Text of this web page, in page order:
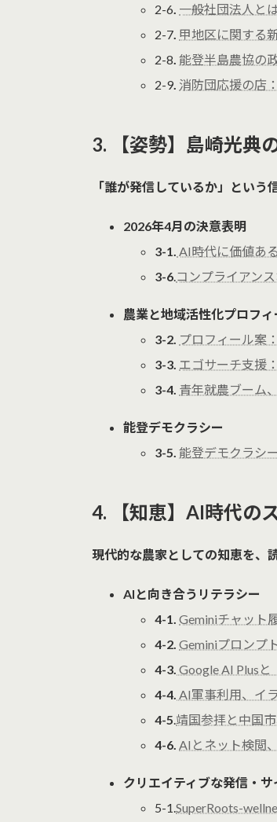
2-6 一般社団法人と
2-7 甲地区に関する
2-8 能登半島農協の
2-9 消防団応援の店
3. 【姿勢】島崎光典
「誰が発信しているか」という
2026年4月の決意表明
3-1. AI時代に価値あ
3-6 コンプライアン
農業と地域活性化プロフィ
3-2. プロフィール案
3-3. エゴサーチ支援
3-4. 青年就農ブーム
能登デモクラシー
3-5. 能登デモクラシ
4. 【知恵】AI時代の
現代的な農家としての知恵を、
AIと向き合うリテラシー
4-1. Geminiチャット
4-2. Geminiプロンプ
4-3. Google AI Plusと
4-4. AI軍事利用、イ
4-5 靖国参拝と中国
4-6. AIとネット検閲
クリエイティブな発信・サ
5-1. SuperRoots-